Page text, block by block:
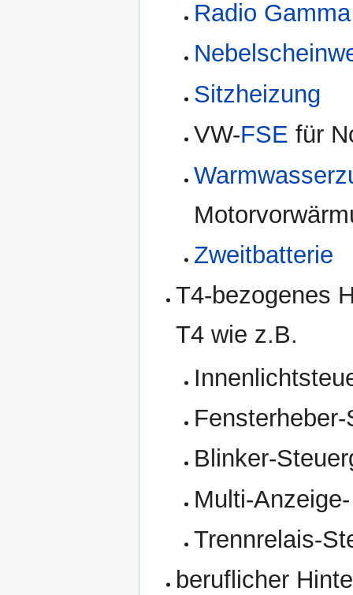
Radio Gamma
Sitzheizung
VW-FSE für
Zweitbatterie
T4-bezogenes
T4 wie z.B.
Blinker-
Multi-
Trennrelais-
beruflicher